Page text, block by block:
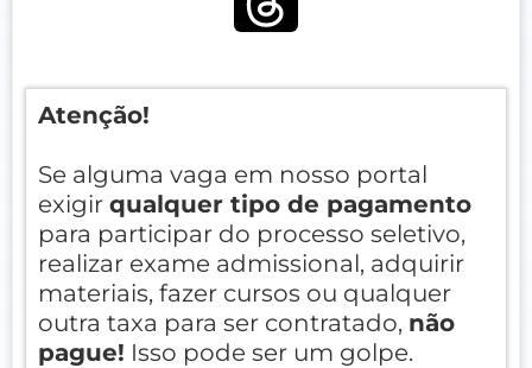
Atenção!
Se alguma vaga em nosso portal
exigir qualquer tipo de pagamento
para participar do processo seletivo,
realizar exame admissional, adquirir
materiais, fazer cursos ou qualquer
outra taxa para ser contratado, não
pague! Isso pode ser um golpe.